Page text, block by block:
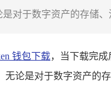
对于数字资产的存储
钱包下载，当下载完
论是对于数字资产的